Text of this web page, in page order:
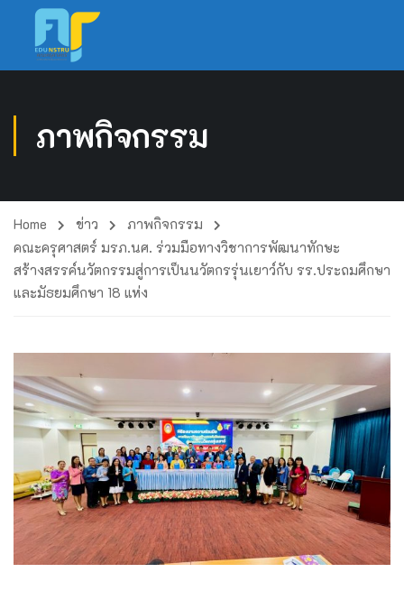
ภาพกิจกรรม
Home ข่าว
ภาพกิจกรรม
คณะครุศาสตร์ มรภ.นศ. ร่วมมือทางวิชาการพัฒนาทักษะ
สร้างสรรค์นวัตกรรมสู่การเป็นนวัตกรรุ่นเยาว์กับ รร.ประถมศึกษา
และมัธยมศึกษา 18 แห่ง